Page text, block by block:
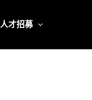
人才招募